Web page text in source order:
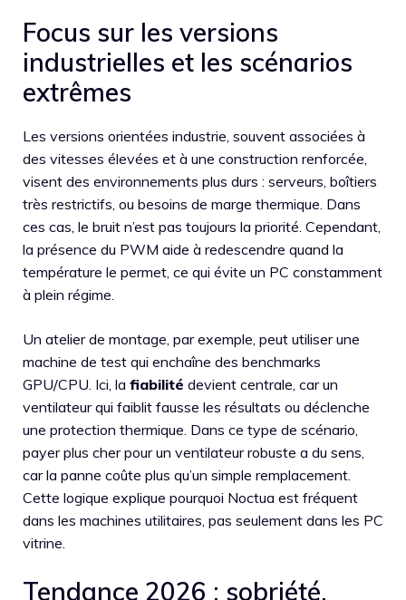
Focus sur les versions
industrielles et les scénarios
extrêmes
Les versions orientées industrie, souvent associées à
des vitesses élevées et à une construction renforcée,
visent des environnements plus durs : serveurs, boîtiers
très restrictifs, ou besoins de marge thermique. Dans
ces cas, le bruit n’est pas toujours la priorité. Cependant,
la présence du PWM aide à redescendre quand la
température le permet, ce qui évite un PC constamment
à plein régime.
Un atelier de montage, par exemple, peut utiliser une
machine de test qui enchaîne des benchmarks
GPU/CPU. Ici, la fiabilité devient centrale, car un
ventilateur qui faiblit fausse les résultats ou déclenche
une protection thermique. Dans ce type de scénario,
payer plus cher pour un ventilateur robuste a du sens,
car la panne coûte plus qu’un simple remplacement.
Cette logique explique pourquoi Noctua est fréquent
dans les machines utilitaires, pas seulement dans les PC
vitrine.
Tendance 2026 : sobriété,